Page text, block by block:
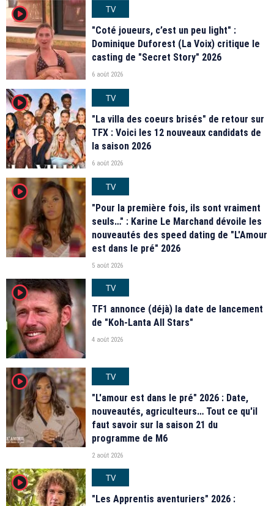
player2
TV
"Coté joueurs, c’est un peu light" :
Dominique Duforest (La Voix) critique le
casting de "Secret Story" 2026
6 août 2026
player2
TV
"La villa des coeurs brisés" de retour sur
TFX : Voici les 12 nouveaux candidats de
la saison 2026
6 août 2026
player2
TV
"Pour la première fois, ils sont vraiment
seuls…" : Karine Le Marchand dévoile les
nouveautés des speed dating de "L'Amour
est dans le pré" 2026
5 août 2026
player2
TV
TF1 annonce (déjà) la date de lancement
de "Koh-Lanta All Stars"
4 août 2026
player2
TV
"L'amour est dans le pré" 2026 : Date,
nouveautés, agriculteurs… Tout ce qu'il
faut savoir sur la saison 21 du
programme de M6
2 août 2026
player2
TV
"Les Apprentis aventuriers" 2026 :